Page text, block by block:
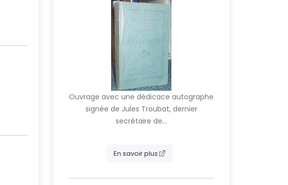
Ouvrage avec une dédicace autographe
signée de Jules Troubat, dernier
secrétaire de...
En savoir plus